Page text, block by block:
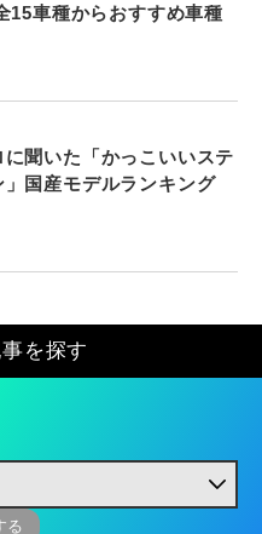
15車種からおすすめ車種
に聞いた「かっこいいステ
」国産モデルランキング
を探す